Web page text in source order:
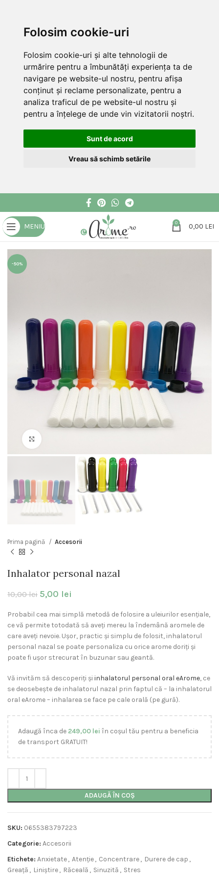
Folosim cookie-uri
Folosim cookie-uri și alte tehnologii de
urmărire pentru a îmbunătăți experiența ta de
navigare pe website-ul nostru, pentru afișa
conținut și reclame personalizate, pentru a
analiza traficul de pe website-ul nostru și
pentru a înțelege de unde vin vizitatorii noștri.
Sunt de acord
Vreau să schimb setările
MENIU 0 0,00 LEI
-50%
Prima pagină Accesorii
Inhalator personal nazal
10,00lei 5,00 lei
Probabil cea mai simplă metodă de folosire a uleiurilor esențiale,
ce vă permite totodată să aveți mereu la îndemână aromele de
care aveți nevoie. Ușor, practic și simplu de folosit, inhalatorul
personal nazal se poate personaliza cu orice arome doriți și
poate fi ușor strecurat în buzunar sau geantă.
Vă invităm să descoperiți și inhalatorul personal oral eArome, ce
se deosebește de inhalatorul nazal prin faptul că – la inhalatorul
oral eArome – inhalarea se face pe cale orală (pe gură).
Adaugă înca de 249,00 lei în coșul tău pentru a beneficia
de transport GRATUIT!
ADAUGĂ ÎN COȘ
SKU: 0655383797223
Categorie: Accesorii
Etichete: Anxietate, Atenție, Concentrare, Durere de cap ,
Greață , Liniștire, Răceală , Sinuzită , Stres